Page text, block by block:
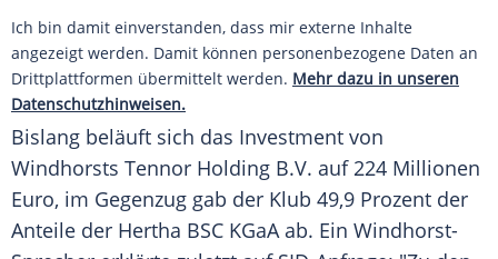
Ich bin damit einverstanden, dass mir externe Inhalte
angezeigt werden. Damit können personenbezogene Daten an
Drittplattformen übermittelt werden. Mehr dazu in unseren
Datenschutzhinweisen.
Bislang beläuft sich das Investment von
Windhorsts Tennor Holding B.V. auf 224 Millionen
Euro, im Gegenzug gab der Klub 49,9 Prozent der
Anteile der Hertha BSC KGaA ab. Ein Windhorst-